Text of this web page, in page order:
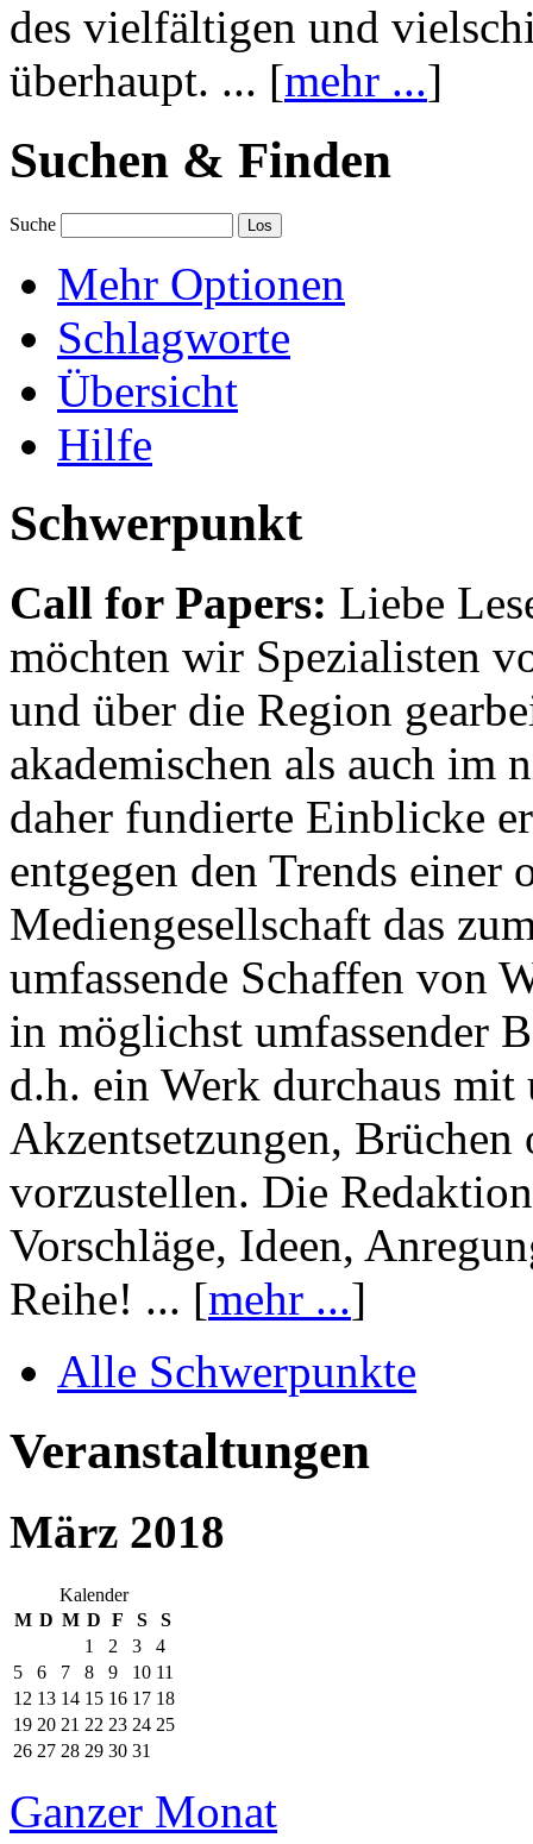
des vielfältigen und
überhaupt. ... [mehr ...]
Suchen & Finden
Suche
Mehr Optionen
Schlagworte
Übersicht
Hilfe
Schwerpunkt
Call for Papers: Liebe
möchten wir Spezialisten
und über die Region
akademischen als auch im
daher fundierte Einblicke
entgegen den Trends einer
Mediengesellschaft das
umfassende Schaffen von
in möglichst umfassender
d.h. ein Werk durchaus mit
Akzentsetzungen, Brüchen
vorzustellen. Die
Vorschläge, Ideen,
Reihe! ... [mehr ...]
Alle Schwerpunkte
Veranstaltungen
März 2018
Kalender
M D M D F S
S
1
2 3
4
5
6 7 8 9 10 11
12 13 14 15 16 17 18
19 20 21 22 23 24 25
26 27 28 29 30 31
Ganzer Monat